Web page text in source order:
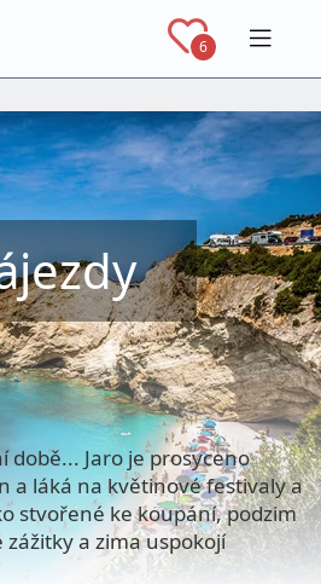
6
době... Jaro je prosyceno
a láká na květinové festivaly a
stvořené ke koupání, podzim
a zima uspokojí